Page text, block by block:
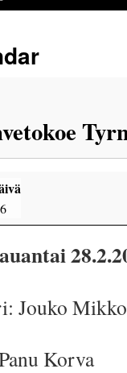
Jouko
Korva